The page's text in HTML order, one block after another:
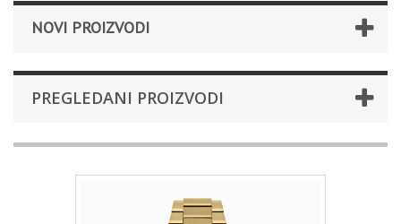
NOVI PROIZVODI
PREGLEDANI PROIZVODI